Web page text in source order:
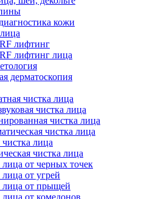
кожи
лифтинг
лифтинг лица
дерматоскопия
чистка лица
чистка лица
чистка лица
чистка лица
лица
чистка лица
лица от черных точек
от угрей
лица от прыщей
лица от комедонов